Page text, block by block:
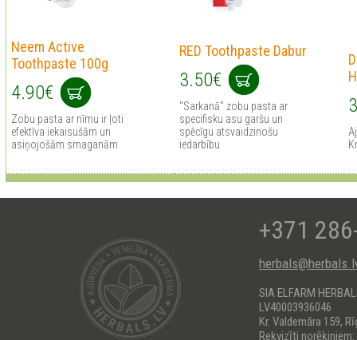
Neem Active
Toothpaste 100g
4.90€
Zobu pasta ar nīmu ir ļoti
efektīva iekaisušām un
asiņojošām smaganām
RED Toothpaste Dabur
3.50€
"Sarkanā" zobu pasta ar
specifisku asu garšu un
spēcīgu atsvaidzinošu
iedarbību
+371
SIA ELFARM
LV40003936046
Kr. Valdemāra 159,
Rekvizīti norēķiniem: